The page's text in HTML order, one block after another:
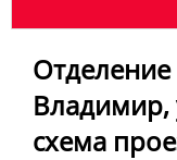
Отделение
Владимир,
схема